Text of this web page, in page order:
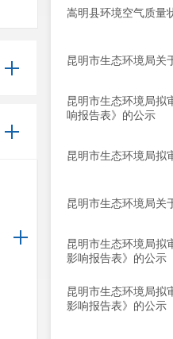
嵩明县环境空气质量
昆明市生态环境局关
昆明市生态环境局拟
响报告表》的公示
昆明市生态环境局拟
昆明市生态环境局关
昆明市生态环境局拟
影响报告表》的公示
昆明市生态环境局拟
影响报告表》的公示